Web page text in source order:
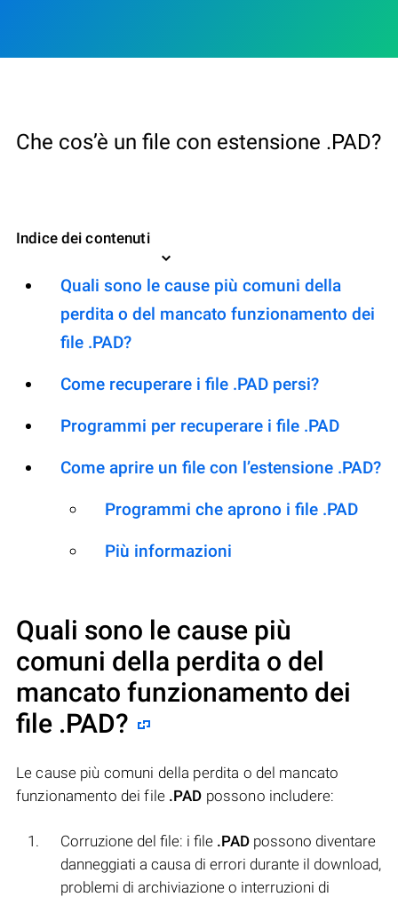
Che cos’è un file con estensione .PAD?
Indice dei contenuti
Quali sono le cause più comuni della
perdita o del mancato funzionamento dei
file .PAD?
Come recuperare i file .PAD persi?
Programmi per recuperare i file .PAD
Come aprire un file con l’estensione .PAD?
Programmi che aprono i file .PAD
Più informazioni
Quali sono le cause più
comuni della perdita o del
mancato funzionamento dei
file .PAD?
Le cause più comuni della perdita o del mancato
funzionamento dei file .PAD possono includere:
Corruzione del file: i file .PAD possono diventare
danneggiati a causa di errori durante il download,
problemi di archiviazione o interruzioni di